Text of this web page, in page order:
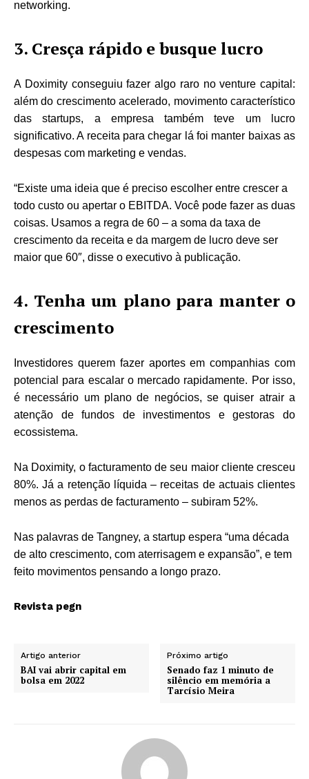
networking.
3. Cresça rápido e busque lucro
A Doximity conseguiu fazer algo raro no venture capital:
além do crescimento acelerado, movimento característico
das startups, a empresa também teve um lucro
significativo. A receita para chegar lá foi manter baixas as
despesas com marketing e vendas.
“Existe uma ideia que é preciso escolher entre crescer a
todo custo ou apertar o EBITDA. Você pode fazer as duas
coisas. Usamos a regra de 60 – a soma da taxa de
crescimento da receita e da margem de lucro deve ser
maior que 60″, disse o executivo à publicação.
4. Tenha um plano para manter o
crescimento
Investidores querem fazer aportes em companhias com
potencial para escalar o mercado rapidamente. Por isso,
é necessário um plano de negócios, se quiser atrair a
atenção de fundos de investimentos e gestoras do
ecossistema.
Na Doximity, o facturamento de seu maior cliente cresceu
80%. Já a retenção líquida – receitas de actuais clientes
menos as perdas de facturamento – subiram 52%.
Nas palavras de Tangney, a startup espera “uma década
de alto crescimento, com aterrisagem e expansão”, e tem
feito movimentos pensando a longo prazo.
Revista pegn
Artigo anterior
BAI vai abrir capital em
bolsa em 2022
Próximo artigo
Senado faz 1 minuto de
silêncio em memória a
Tarcísio Meira